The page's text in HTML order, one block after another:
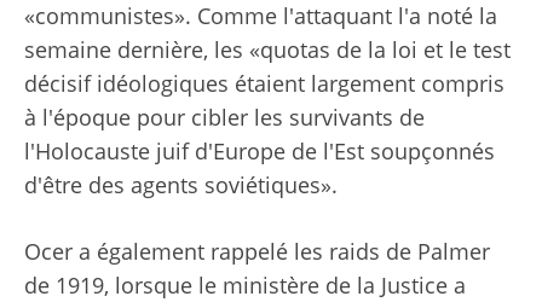
«communistes». Comme l'attaquant l'a noté la
semaine dernière, les «quotas de la loi et le test
décisif idéologiques étaient largement compris
à l'époque pour cibler les survivants de
l'Holocauste juif d'Europe de l'Est soupçonnés
d'être des agents soviétiques».
Ocer a également rappelé les raids de Palmer
de 1919, lorsque le ministère de la Justice a